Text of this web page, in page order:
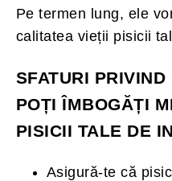
Pe termen lung, ele
calitatea vieții pisicii
SFATURI
POȚI ÎMBOGĂȚI
PISICII TALE DE
Asigură-te că